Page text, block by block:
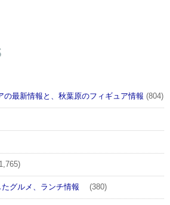
の最新情報と、秋葉原のフィギュア情報 (804)
グルメ、ランチ情報 (380)